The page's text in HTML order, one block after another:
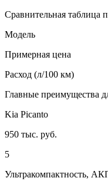
Сравнительная таблица
Модель
Примерная цена
Расход (л/100 км)
Главные преимущества
Kia Picanto
950 тыс. руб.
5
Ультракомпактность,